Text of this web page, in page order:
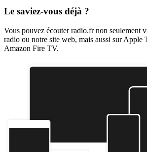
Le saviez-vous déjà ?
Vous pouvez écouter radio.fr non seulement
radio ou notre site web, mais aussi sur
Amazon Fire TV.